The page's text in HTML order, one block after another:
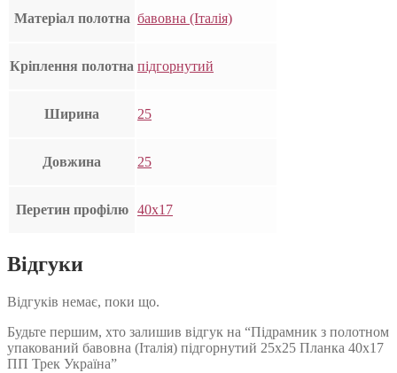
Матеріал полотна бавовна (Італія)
Кріплення полотна підгорнутий
Ширина 25
Довжина 25
Перетин профілю 40х17
Відгуки
Відгуків немає, поки що.
Будьте першим, хто залишив відгук на “Підрамник з полотном
упакований бавовна (Італія) підгорнутий 25х25 Планка 40х17
ПП Трек Україна”